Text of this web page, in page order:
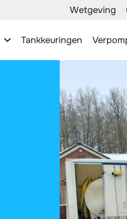
Wetgeving
Tankkeuringen